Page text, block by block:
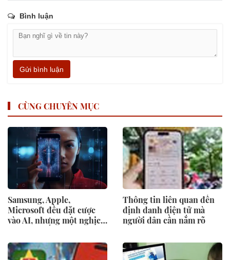
Bình luận
Gửi bình luận
CÙNG CHUYÊN MỤC
Samsung, Apple,
Microsoft đều đặt cược
vào AI, nhưng một nghịch
mua không phải lúc nào
cũng dùng
Thông tin liên quan đến
định danh điện tử mà
người dân cần nắm rõ